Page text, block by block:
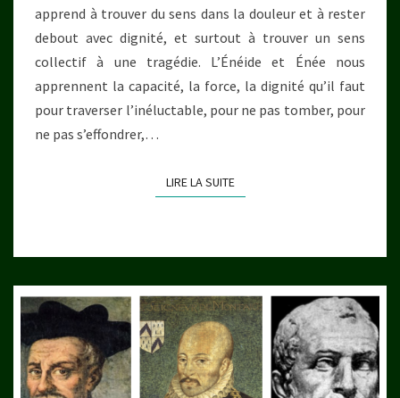
apprend à trouver du sens dans la douleur et à rester
debout avec dignité, et surtout à trouver un sens
collectif à une tragédie. L’Énéide et Énée nous
apprennent la capacité, la force, la dignité qu’il faut
pour traverser l’inéluctable, pour ne pas tomber, pour
ne pas s’effondrer,…
LIRE LA SUITELIRE LA SUITE